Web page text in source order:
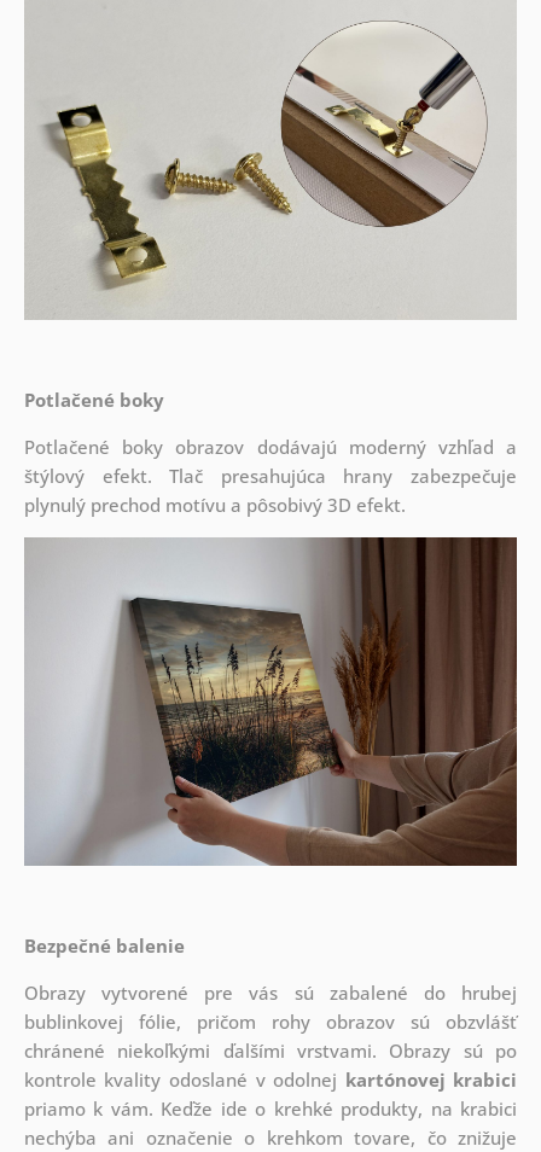
Potlačené boky
Potlačené boky obrazov dodávajú moderný vzhľad a
štýlový efekt. Tlač presahujúca hrany zabezpečuje
plynulý prechod motívu a pôsobivý 3D efekt.
Bezpečné balenie
Obrazy vytvorené pre vás sú zabalené do hrubej
bublinkovej fólie, pričom rohy obrazov sú obzvlášť
chránené niekoľkými ďalšími vrstvami. Obrazy sú po
kontrole kvality odoslané v odolnej kartónovej krabici
priamo k vám. Keďže ide o krehké produkty, na krabici
nechýba ani označenie o krehkom tovare, čo znižuje